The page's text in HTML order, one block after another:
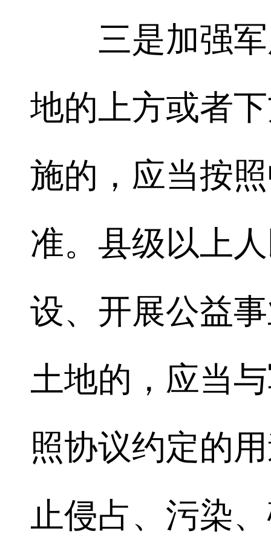
三是加强军
地的上方或者
施的，应当按
准。县级以上
设、开展公益
土地的，应当
照协议约定的
止侵占、污染